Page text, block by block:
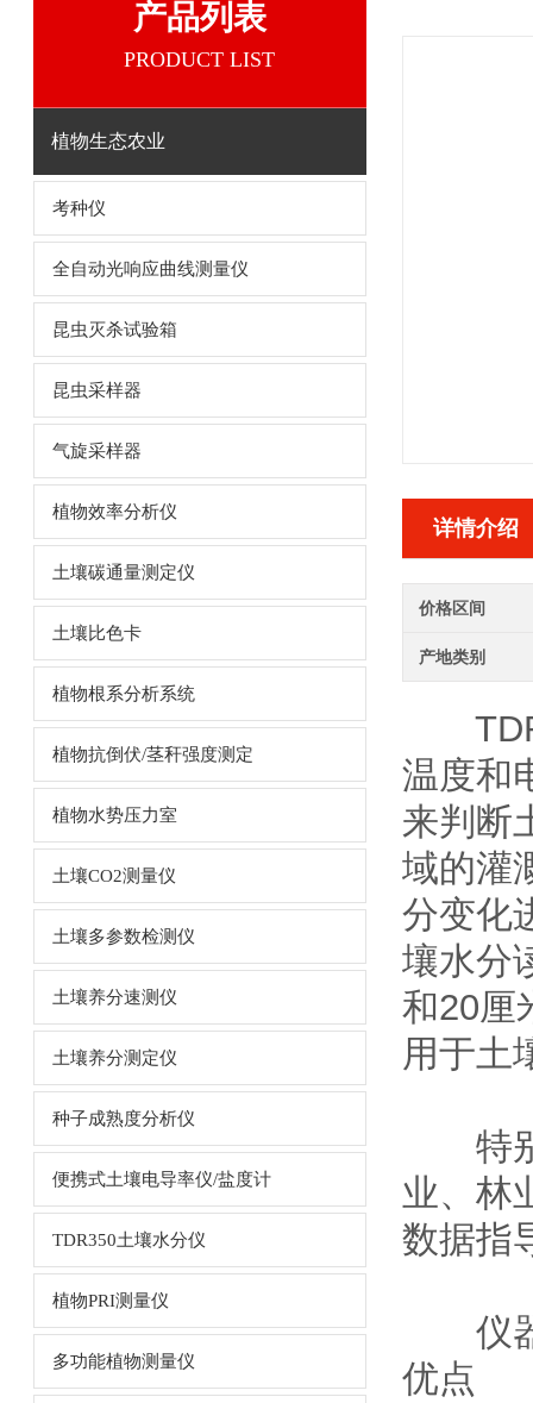
产品列表
PRODUCT LIST
植物生态农业
考种仪
全自动光响应曲线测量仪
昆虫灭杀试验箱
昆虫采样器
气旋采样器
植物效率分析仪
土壤碳通量测定仪
土壤比色卡
植物根系分析系统
植物抗倒伏/茎秆强度测定
植物水势压力室
土壤CO2测量仪
土壤多参数检测仪
土壤养分速测仪
土壤养分测定仪
种子成熟度分析仪
便携式土壤电导率仪/盐度计
TDR350土壤水分仪
植物PRI测量仪
多功能植物测量仪
详情介绍
价格区间
产地类别
温度和
来判断
域的灌
分变化
壤水分
和20厘
用于土
特别
业、林
数据指
仪器
优点